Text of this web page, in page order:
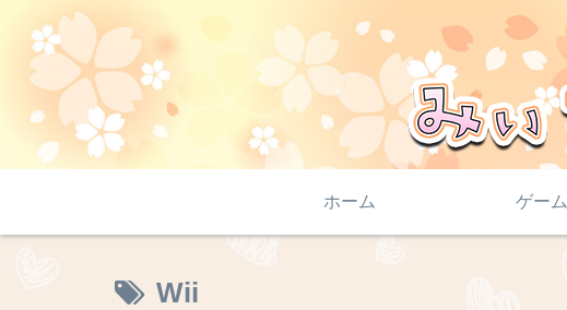
ホーム ゲーム
Wii